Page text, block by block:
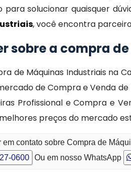
solucionar quaisquer
, você encontra
sobre a compra
de Máquinas Industriais na
de Compra e Venda
Profissional e Compra e
preços do mercado
contato sobre Compra de
0600 Ou em nosso WhatsApp